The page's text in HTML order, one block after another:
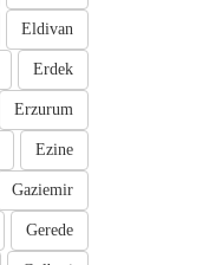
Eldivan
Erdek
Erzurum
Ezine
Gaziemir
Gerede